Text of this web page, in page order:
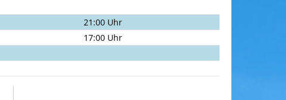
21:00 Uhr
17:00 Uhr